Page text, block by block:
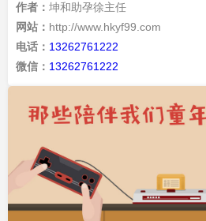
作者： 坤和助孕徐主任
网站： http://www.hkyf99.com
电话： 13262761222
微信： 13262761222